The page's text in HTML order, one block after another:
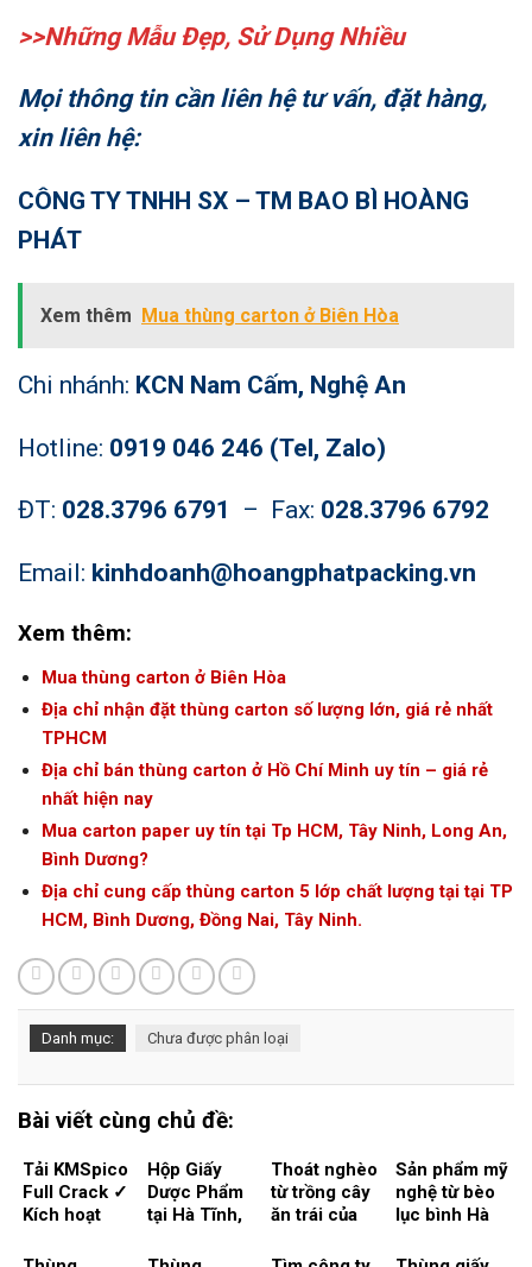
>>Những Mẫu Đẹp, Sử Dụng Nhiều
Mọi thông tin cần liên hệ tư vấn, đặt hàng,
xin liên hệ:
CÔNG TY TNHH SX – TM BAO BÌ HOÀNG
PHÁT
Xem thêm Mua thùng carton ở Biên Hòa
Chi nhánh: KCN Nam Cấm, Nghệ An
Hotline: 0919 046 246 (Tel, Zalo)
ĐT: 028.3796 6791 – Fax: 028.3796 6792
Email: kinhdoanh@hoangphatpacking.vn
Xem thêm:
Mua thùng carton ở Biên Hòa
Địa chỉ nhận đặt thùng carton số lượng lớn, giá rẻ nhất
TPHCM
Địa chỉ bán thùng carton ở Hồ Chí Minh uy tín – giá rẻ
nhất hiện nay
Mua carton paper uy tín tại Tp HCM, Tây Ninh, Long An,
Bình Dương?
Địa chỉ cung cấp thùng carton 5 lớp chất lượng tại tại TP
HCM, Bình Dương, Đồng Nai, Tây Ninh.
Danh mục: Chưa được phân loại
Bài viết cùng chủ đề:
Tải KMSpico
Full Crack ✓
Kích hoạt
Office 2024
Hộp Giấy
Dược Phẩm
tại Hà Tĩnh,
Giải Pháp
Thoát nghèo
từ trồng cây
ăn trái của
Tĩnh – Tạo
Sản phẩm mỹ
nghệ từ bèo
lục bình Hà
triển, giải